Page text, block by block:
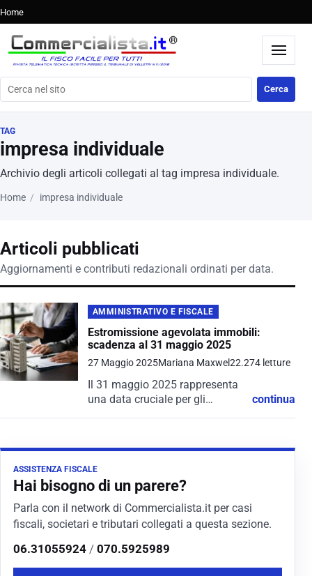
Home
Cerca nel sito Cerca
TAG
impresa individuale
Archivio degli articoli collegati al tag impresa individuale.
Home impresa individuale
Articoli pubblicati
Aggiornamenti e contributi redazionali ordinati per data.
AMMINISTRATIVO E FISCALE
Estromissione agevolata immobili:
scadenza al 31 maggio 2025
27 Maggio 2025Mariana Maxwel22.274 letture
Il 31 maggio 2025 rappresenta
una data cruciale per gli
Parliamo di una misura prevista
dalla Legge...
continua
ASSISTENZA FISCALE
Hai bisogno di un parere?
Parla con il network di Commercialista.it per casi
fiscali, societari e tributari collegati a questa sezione.
06.31055924 / 070.5925989